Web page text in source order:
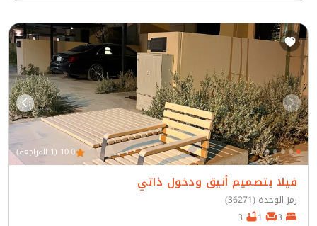
10.0 (1 المراجعة)
فيلا بتصميم أنيق ودخول ذاتي
رمز الوحدة (36271)